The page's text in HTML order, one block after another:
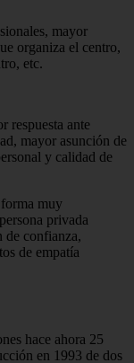
mayor
organiza el centro,
etc.
respuesta ante
mayor asunción de
y calidad de
muy
privada
de confianza,
de empatía
hace ahora 25
en 1993 de dos